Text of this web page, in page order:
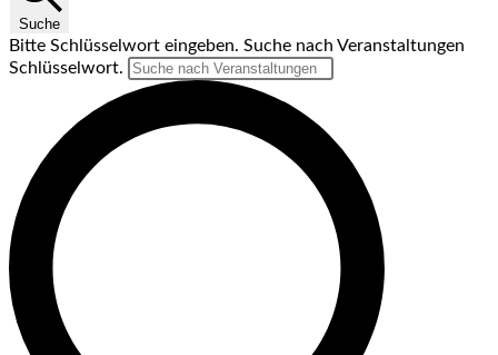
Suche
Bitte Schlüsselwort eingeben. Suche nach Veranstaltungen
Schlüsselwort.